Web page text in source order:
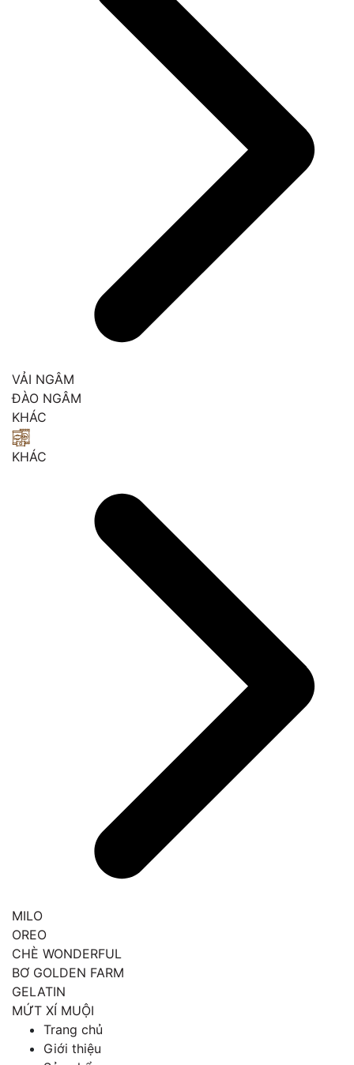
VẢI NGÂM
ĐÀO NGÂM
KHÁC
KHÁC
MILO
OREO
CHÈ WONDERFUL
BƠ GOLDEN FARM
GELATIN
MỨT XÍ MUỘI
Trang chủ
Giới thiệu